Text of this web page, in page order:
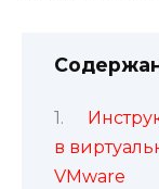
в
VMware